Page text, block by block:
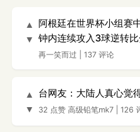
▲
▼
阿根廷在世界杯小组赛
钟内连续攻入3球逆转
再一笑而过 137 评论
▲
▼
台网友：大陆人真心觉
32 点赞 高级铅笔mk7 126